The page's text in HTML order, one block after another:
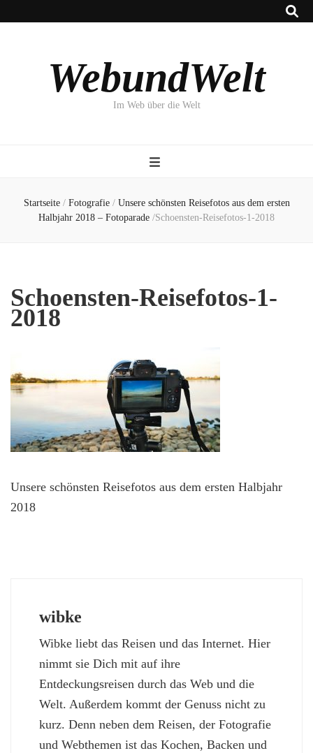
WebundWelt
Im Web über die Welt
Startseite / Fotografie / Unsere schönsten Reisefotos aus dem ersten
Halbjahr 2018 – Fotoparade /Schoensten-Reisefotos-1-2018
Schoensten-Reisefotos-1-
2018
Unsere schönsten Reisefotos aus dem ersten Halbjahr
2018
wibke
Wibke liebt das Reisen und das Internet. Hier
nimmt sie Dich mit auf ihre
Entdeckungsreisen durch das Web und die
Welt. Außerdem kommt der Genuss nicht zu
kurz. Denn neben dem Reisen, der Fotografie
und Webthemen ist das Kochen, Backen und